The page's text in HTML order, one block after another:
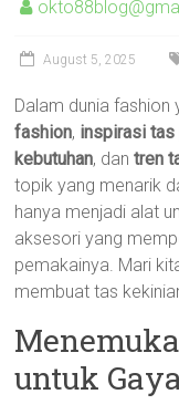
August 5, 2025
Dalam dunia
fashion, inspirasi
kebutuhan, dantren
topik yang menarik
hanya menjadi alat
aksesori yang
pemakainya. Mari
membuat tas
untuk